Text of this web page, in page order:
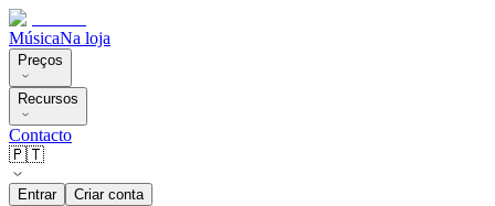
MúsicaNa loja
Preços
Recursos
Contacto
🇵🇹
Entrar Criar conta